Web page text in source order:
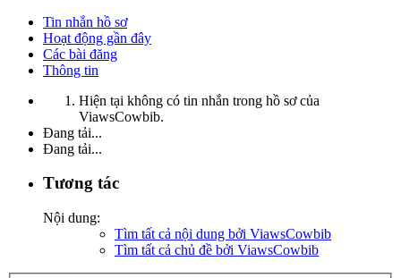
Tin nhắn hồ sơ
Hoạt động gần đây
Các bài đăng
Thông tin
Hiện tại không có tin nhắn trong hồ sơ của
ViawsCowbib.
Đang tải...
Đang tải...
Tương tác
Nội dung:
Tìm tất cả nội dung bởi ViawsCowbib
Tìm tất cả chủ đề bởi ViawsCowbib